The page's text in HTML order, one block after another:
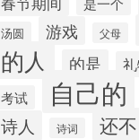
汤圆 游戏 父母
的人 的是
考试
自己的
诗人 诗词 还不